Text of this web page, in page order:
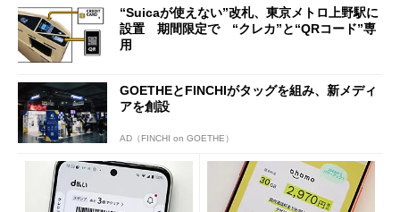
“Suicaが使えない”改札、東京メトロ上野駅に
設置 期間限定で “クレカ”と“QRコード”専
用
GOETHEとFINCHIがタッグを組み、新メディ
アを創設
AD（FINCHI on GOETHE）